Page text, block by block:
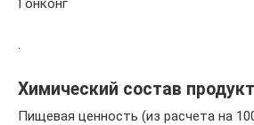
Гонконг
.
Химический состав
Пищевая ценность (из расчета на